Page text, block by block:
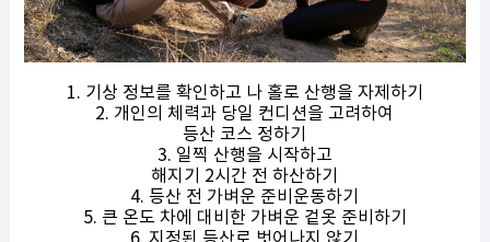
1. 기상 정보를 확인하고 나 홀로 산행을 자제하기
2. 개인의 체력과 당일 컨디션을 고려하여
등산 코스 정하기
3. 일찍 산행을 시작하고
해지기 2시간 전 하산하기
4. 등산 전 가벼운 준비운동하기
5. 큰 온도 차에 대비한 가벼운 겉옷 준비하기